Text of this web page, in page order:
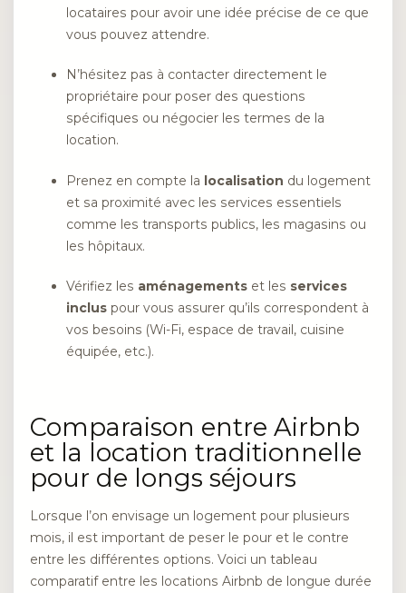
locataires pour avoir une idée précise de ce que
vous pouvez attendre.
N’hésitez pas à contacter directement le
propriétaire pour poser des questions
spécifiques ou négocier les termes de la
location.
Prenez en compte la localisation du logement
et sa proximité avec les services essentiels
comme les transports publics, les magasins ou
les hôpitaux.
Vérifiez les aménagements et les services
inclus pour vous assurer qu’ils correspondent à
vos besoins (Wi-Fi, espace de travail, cuisine
équipée, etc.).
Comparaison entre Airbnb
et la location traditionnelle
pour de longs séjours
Lorsque l’on envisage un logement pour plusieurs
mois, il est important de peser le pour et le contre
entre les différentes options. Voici un tableau
comparatif entre les locations Airbnb de longue durée